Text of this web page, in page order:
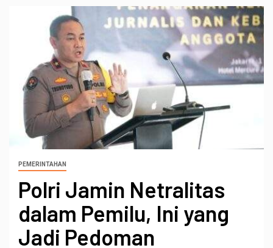
PEMERINTAHAN
Polri Jamin Netralitas
dalam Pemilu, Ini yang
Jadi Pedoman